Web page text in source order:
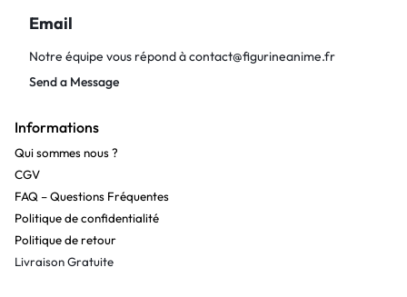
Email
Notre équipe vous répond àcontact@figurineanime.fr
Send a Message
Informations
Qui sommes nous ?
CGV
FAQ – Questions Fréquentes
Politique de confidentialité
Politique de retour
Livraison Gratuite